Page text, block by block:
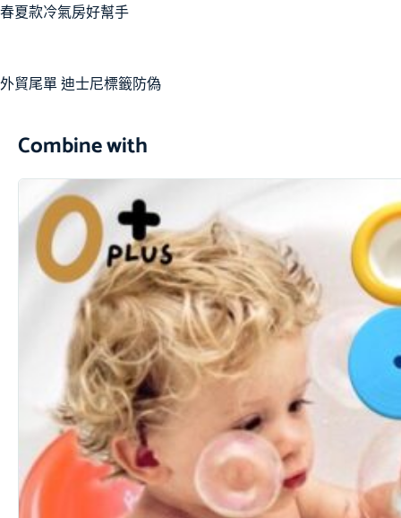
春夏款冷氣房好幫手
外貿尾單 迪士尼標籤防偽
Combine with